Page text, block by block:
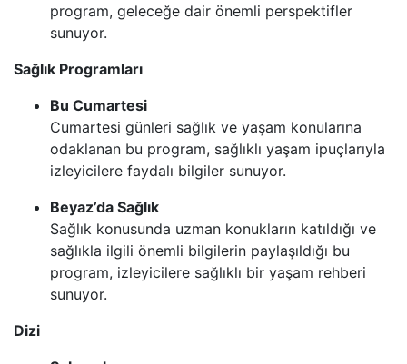
program, geleceğe dair önemli perspektifler
sunuyor.
Sağlık Programları
Bu Cumartesi
Cumartesi günleri sağlık ve yaşam konularına
odaklanan bu program, sağlıklı yaşam ipuçlarıyla
izleyicilere faydalı bilgiler sunuyor.
Beyaz’da Sağlık
Sağlık konusunda uzman konukların katıldığı ve
sağlıkla ilgili önemli bilgilerin paylaşıldığı bu
program, izleyicilere sağlıklı bir yaşam rehberi
sunuyor.
Dizi